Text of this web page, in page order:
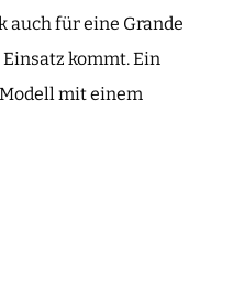
auch für eine Grande
kommt. Ein
Modell mit einem